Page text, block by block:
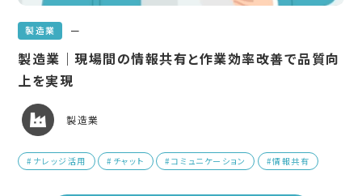
製造業 ー
製造業｜現場間の情報共有と作業効率改善で品質向
上を実現
製造業
#ナレッジ活用 #チャット #コミュニケーション #情報共有